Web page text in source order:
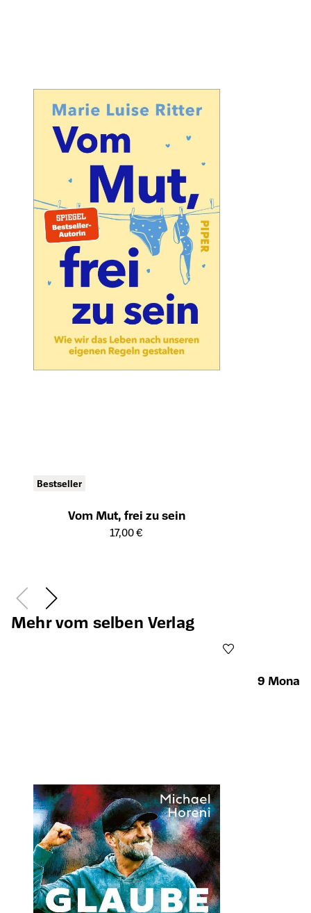
Bestseller
Vom Mut, frei zu sein
Öffnet die Detailseite des Produkts
17,00 €
Mehr vom selben Verlag
9